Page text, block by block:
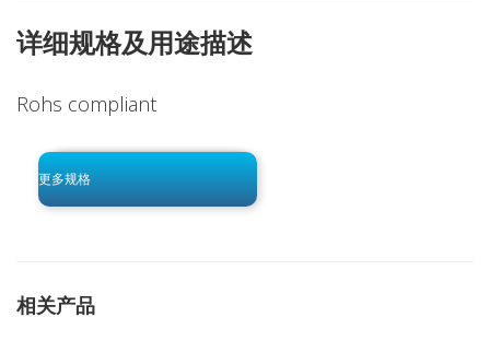
详细规格及用途描述
Rohs compliant
更多规格
click to begin
-0 KB .pdf
相关产品